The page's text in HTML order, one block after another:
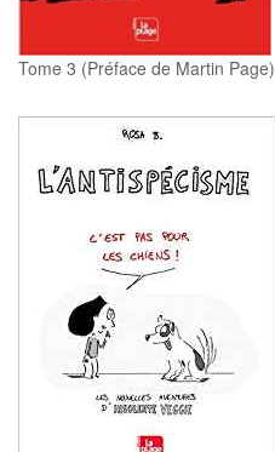
Tome 3 (Préface de Martin Page)